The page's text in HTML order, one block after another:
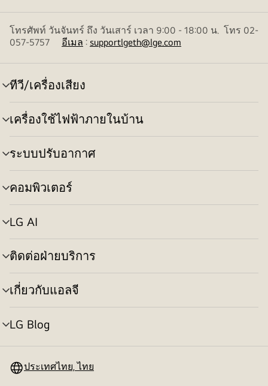
โทรศัพท์ วันจันทร์ ถึง วันเสาร์ เวลา 9:00 - 18:00 น. โทร 02-
057-5757 อีเมล : supportlgeth@lge.com
ทีวี/เครื่องเสียง
สลับ
เมนู
เครื่องใช้ไฟฟ้าภายในบ้าน
สลับ
เมนู
ระบบปรับอากาศ
สลับ
เมนู
คอมพิวเตอร์
สลับ
เมนู
LG AI
สลับ
เมนู
ติดต่อฝ่ายบริการ
สลับ
เมนู
เกี่ยวกับแอลจี
สลับ
เมนู
LG Blog
สลับ
ประเทศไทย, ไทย